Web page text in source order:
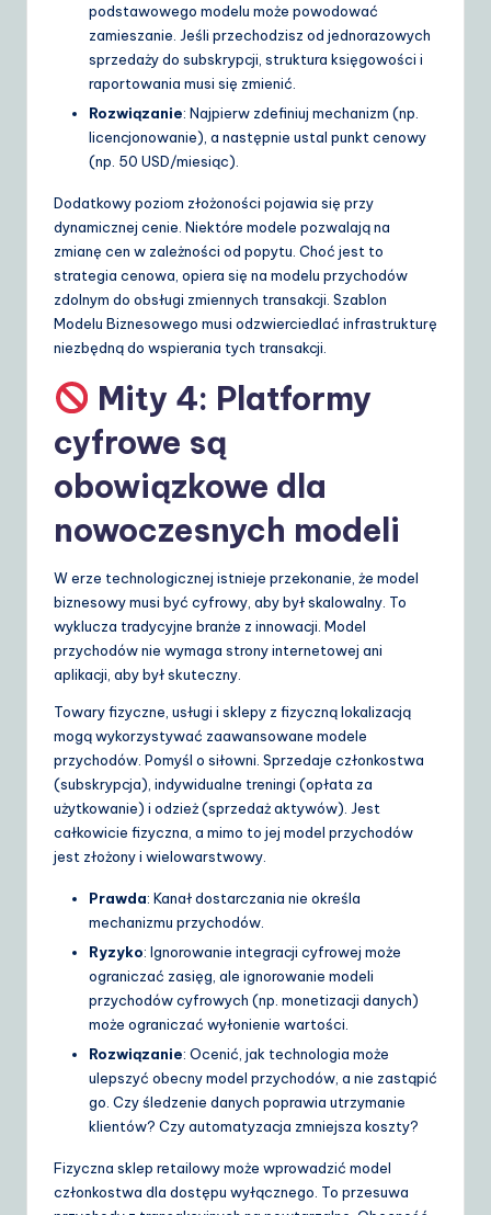
podstawowego modelu może powodować
zamieszanie. Jeśli przechodzisz od jednorazowych
sprzedaży do subskrypcji, struktura księgowości i
raportowania musi się zmienić.
Rozwiązanie: Najpierw zdefiniuj mechanizm (np.
licencjonowanie), a następnie ustal punkt cenowy
(np. 50 USD/miesiąc).
Dodatkowy poziom złożoności pojawia się przy
dynamicznej cenie. Niektóre modele pozwalają na
zmianę cen w zależności od popytu. Choć jest to
strategia cenowa, opiera się na modelu przychodów
zdolnym do obsługi zmiennych transakcji. Szablon
Modelu Biznesowego musi odzwierciedlać infrastrukturę
niezbędną do wspierania tych transakcji.
Mity 4: Platformy
cyfrowe są
obowiązkowe dla
nowoczesnych modeli
W erze technologicznej istnieje przekonanie, że model
biznesowy musi być cyfrowy, aby był skalowalny. To
wyklucza tradycyjne branże z innowacji. Model
przychodów nie wymaga strony internetowej ani
aplikacji, aby był skuteczny.
Towary fizyczne, usługi i sklepy z fizyczną lokalizacją
mogą wykorzystywać zaawansowane modele
przychodów. Pomyśl o siłowni. Sprzedaje członkostwa
(subskrypcja), indywidualne treningi (opłata za
użytkowanie) i odzież (sprzedaż aktywów). Jest
całkowicie fizyczna, a mimo to jej model przychodów
jest złożony i wielowarstwowy.
Prawda: Kanał dostarczania nie określa
mechanizmu przychodów.
Ryzyko: Ignorowanie integracji cyfrowej może
ograniczać zasięg, ale ignorowanie modeli
przychodów cyfrowych (np. monetizacji danych)
może ograniczać wyłonienie wartości.
Rozwiązanie: Ocenić, jak technologia może
ulepszyć obecny model przychodów, a nie zastąpić
go. Czy śledzenie danych poprawia utrzymanie
klientów? Czy automatyzacja zmniejsza koszty?
Fizyczna sklep retailowy może wprowadzić model
członkostwa dla dostępu wyłącznego. To przesuwa